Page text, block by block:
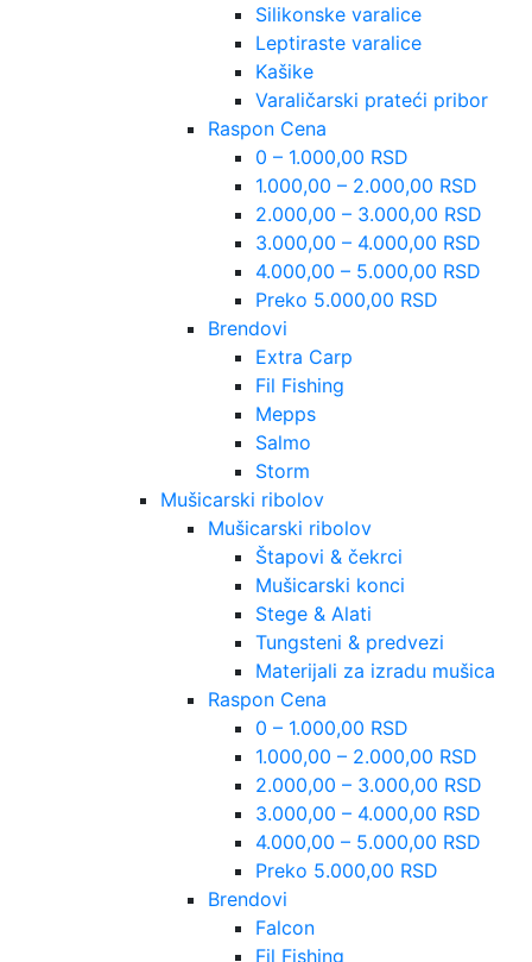
Silikonske varalice
Leptiraste varalice
Kašike
Varaličarski prateći pribor
Raspon Cena
0 – 1.000,00 RSD
1.000,00 – 2.000,00 RSD
2.000,00 – 3.000,00 RSD
3.000,00 – 4.000,00 RSD
4.000,00 – 5.000,00 RSD
Preko 5.000,00 RSD
Brendovi
Extra Carp
Fil Fishing
Mepps
Salmo
Storm
Mušicarski ribolov
Mušicarski ribolov
Štapovi & čekrci
Mušicarski konci
Stege & Alati
Tungsteni & predvezi
Materijali za izradu mušica
Raspon Cena
0 – 1.000,00 RSD
1.000,00 – 2.000,00 RSD
2.000,00 – 3.000,00 RSD
3.000,00 – 4.000,00 RSD
4.000,00 – 5.000,00 RSD
Preko 5.000,00 RSD
Brendovi
Falcon
Fil Fishing